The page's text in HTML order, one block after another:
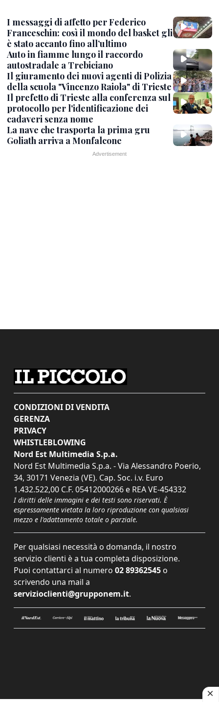
I messaggi di affetto per Federico
Franceschin: così il mondo del basket gli
è stato accanto fino all’ultimo
Auto in fiamme lungo il raccordo
autostradale a Trebiciano
Il giuramento dei nuovi agenti di Polizia
della scuola "Vincenzo Raiola" di Trieste
Il prefetto di Trieste alla conferenza sul
protocollo per l'identificazione dei
cadaveri senza nome
La nave che trasporta la prima gru
Goliath arriva a Monfalcone
CONDIZIONI DI VENDITA
GERENZA
PRIVACY
WHISTLEBLOWING
Nord Est Multimedia S.p.a.
Nord Est Multimedia S.p.a. - Via Alessandro Poerio,
34, 30171 Venezia (VE). Cap. Soc. i.v. Euro
1.432.522,00 C.F. 05412000266 e REA VE-454332
I diritti delle immagini e dei testi sono riservati. È
espressamente vietata la loro riproduzione con qualsiasi
mezzo e l'adattamento totale o parziale.
Per qualsiasi necessità o domanda, il nostro
servizio clienti è a tua completa disposizione.
Puoi contattarci al numero 02 89362545 o
scrivendo una mail a
servizioclienti@grupponem.it.